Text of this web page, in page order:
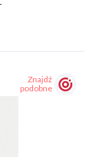
Znajdź
podobne